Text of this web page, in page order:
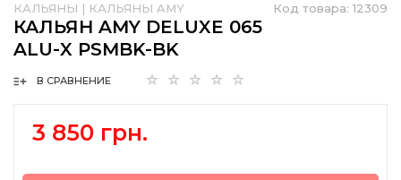
Код товара: 12309
КАЛЬЯНЫ | КАЛЬЯНЫ AMY
КАЛЬЯН AMY DELUXE 065
ALU-X PSMBK-BK
В СРАВНЕНИЕ
3 850 грн.